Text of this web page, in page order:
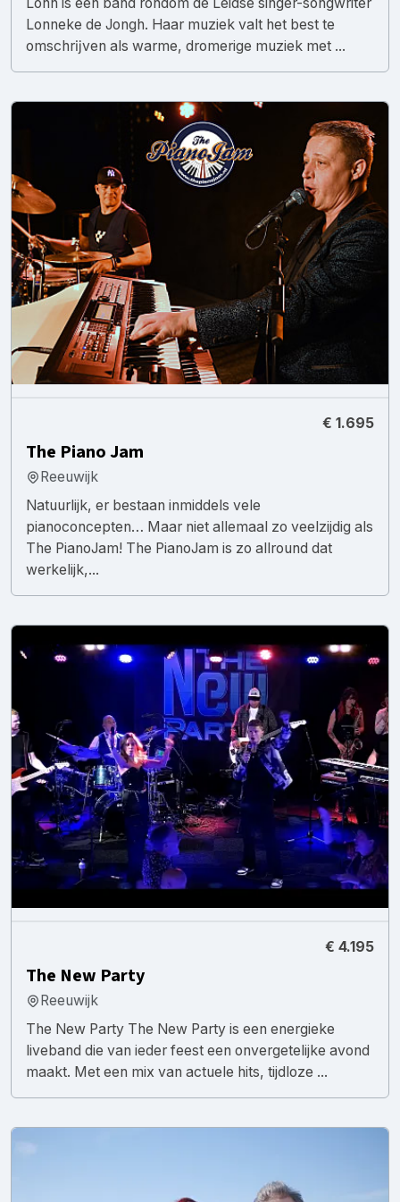
Lonneke de Jongh. Haar muziek valt het best te
omschrĳven als warme, dromerige muziek met ...
€ 1.695
The Piano Jam
Reeuwijk
Natuurlijk, er bestaan inmiddels vele
pianoconcepten… Maar niet allemaal zo veelzijdig als
The PianoJam! The PianoJam is zo allround dat
werkelijk,...
€ 4.195
The New Party
Reeuwijk
The New Party The New Party is een energieke
liveband die van ieder feest een onvergetelijke avond
maakt. Met een mix van actuele hits, tijdloze ...